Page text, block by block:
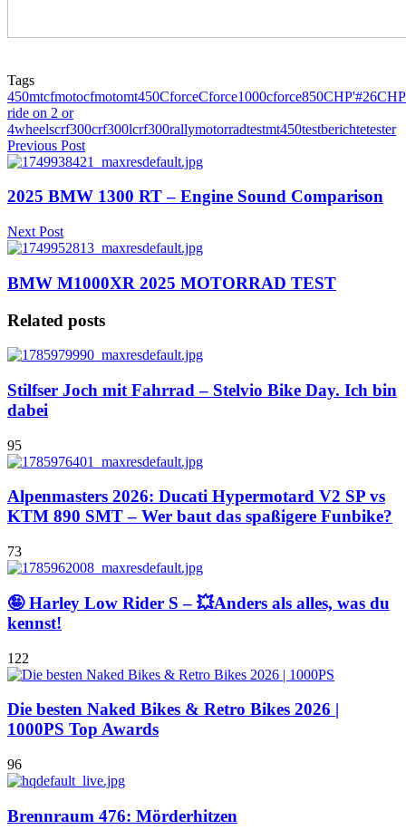
Tags
450mtcfmotocfmotomt450CforceCforce1000cforce850CHP'#26
ride on 2 or
4wheelscrf300crf300lcrf300rallymotorradtestmt450testberichtetester
Previous Post
2025 BMW 1300 RT – Engine Sound Comparison
Next Post
BMW M1000XR 2025 MOTORRAD TEST
Related posts
Stilfser Joch mit Fahrrad – Stelvio Bike Day. Ich bin
dabei
95
Alpenmasters 2026: Ducati Hypermotard V2 SP vs
KTM 890 SMT – Wer baut das spaßigere Funbike?
73
🤪 Harley Low Rider S – 💥Anders als alles, was du
kennst!
122
Die besten Naked Bikes & Retro Bikes 2026 |
1000PS Top Awards
96
Brennraum 476: Mörderhitzen